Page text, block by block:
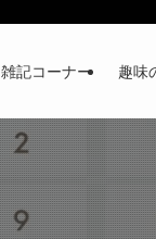
雑記コーナー 趣味